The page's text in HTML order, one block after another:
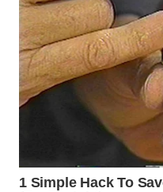
TOBA
WN
NIAS
WN
TAPANULI